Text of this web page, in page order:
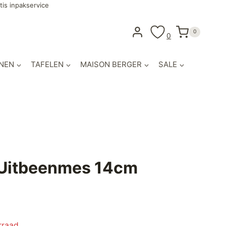
inpakservice
0 0
TAFELEN MAISON BERGER SALE
14cm